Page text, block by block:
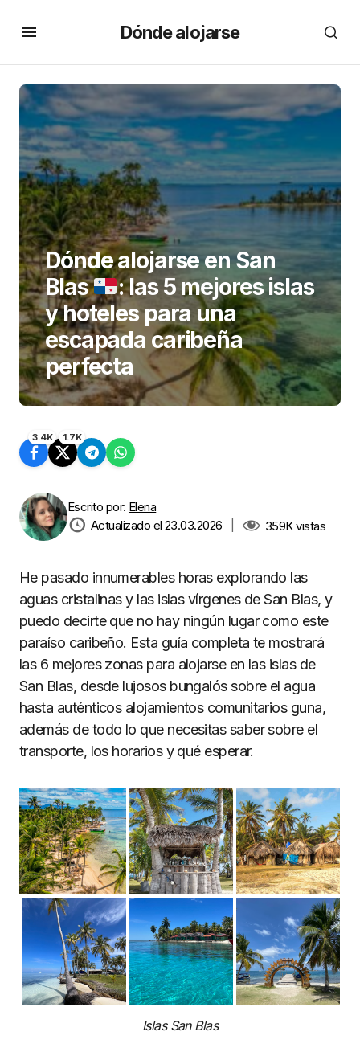
Dónde alojarse
Dónde alojarse en San
Blas
: las 5 mejores islas
y hoteles para una
escapada caribeña
perfecta
3.4K 1.7K
Escrito por: Elena
Actualizado el 23.03.2026
359Kvistas
He pasado innumerables horas explorando las
aguas cristalinas y las islas vírgenes de San Blas, y
puedo decirte que no hay ningún lugar como este
paraíso caribeño. Esta guía completa te mostrará
las 6 mejores zonas para alojarse en las islas de
San Blas, desde lujosos bungalós sobre el agua
hasta auténticos alojamientos comunitarios guna,
además de todo lo que necesitas saber sobre el
transporte, los horarios y qué esperar.
Islas San Blas